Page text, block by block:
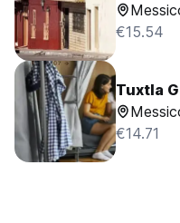
€15.54
Tuxtla
€14.71